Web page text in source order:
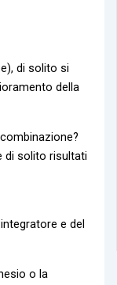
di solito si
della
di solito risultati
e del
o la